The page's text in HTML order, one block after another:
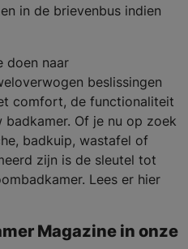
in de brievenbus indien
doen naar
beslissingen
comfort, de functionaliteit
Of je nu op zoek
badkuip, wastafel of
zijn is de sleutel tot
Lees er hier
Magazine in onze